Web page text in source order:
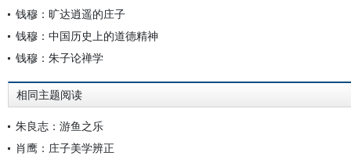
钱穆：旷达逍遥的庄子
钱穆：中国历史上的道德精神
钱穆：朱子论禅学
相同主题阅读
朱良志：游鱼之乐
肖鹰：庄子美学辨正